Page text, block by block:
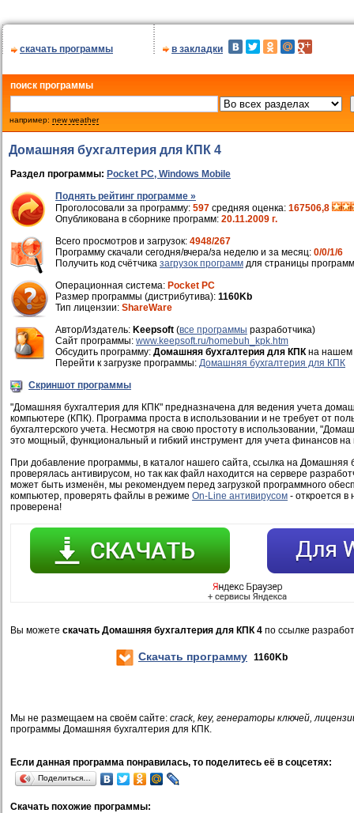
скачать программы в закладки
поиск программы
например: new weather
Домашняя бухгалтерия для КПК 4
Раздел программы: Poсket PC, Windows Mobile
Поднять рейтинг программе »
Проголосовали за программу: 597 средняя оценка: 167506,8
Опубликована в сборнике программ: 20.11.2009 г.
Всего просмотров и загрузок: 4948/267
Программу скачали сегодня/вчера/за неделю и за месяц: 0/0/1/6
Получить код счётчика загрузок программ для страницы
Операционная система: Pocket PC
Размер программы (дистрибутива): 1160Kb
Тип лицензии: ShareWare
Автор/Издатель: Keepsoft (все программы разработчика)
Cайт программы: www.keepsoft.ru/homebuh_kpk.htm
Обсудить программу: Домашняя бухгалтерия для КПКна нашем
Перейти к загрузке программы: Домашняя бухгалтерия для КПК
Скриншот программы
"Домашняя бухгалтерия для КПК" предназначена для ведения учета
компьютере (КПК). Программа проста в использовании и не требует от
бухгалтерского учета. Несмотря на свою простоту в использовании,
это мощный, функциональный и гибкий инструмент для учета финансов
При добавление программы, в каталог нашего сайта, ссылка на Домашняя
проверялась антивирусом, но так как файл находится на сервере
может быть изменён, мы рекомендуем перед загрузкой программного
компьютер, проверять файлы в режиме On-Line антивирусом - откроется в
проверена!
Вы можете скачать Домашняя бухгалтерия для КПК 4 по ссылке
Скачать программу 1160Kb
Мы не размещаем на своём сайте: crack, key, генераторы ключей,
программы Домашняя бухгалтерия для КПК.
Если данная программа понравилась, то поделитесь её в соцсетях:
Поделиться…
Скачать похожие программы: